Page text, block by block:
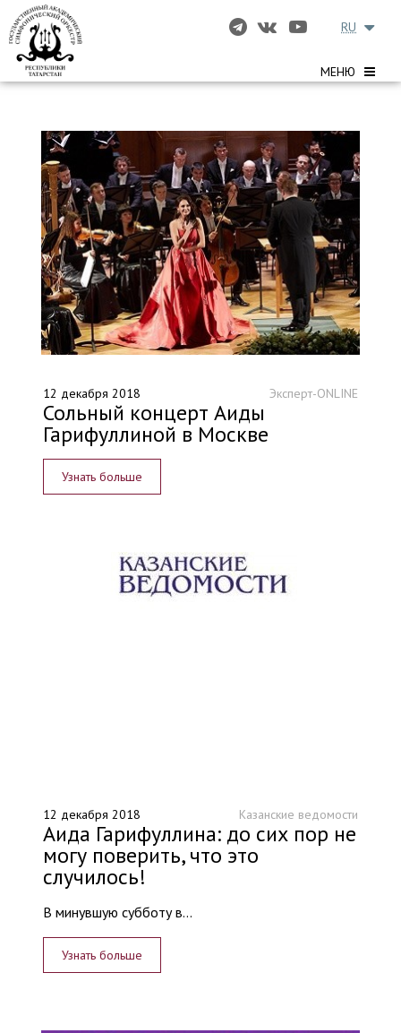
МЕНЮ
RU
12 декабря 2018 Эксперт-ONLINE
Сольный концерт Аиды
Гарифуллиной в Москве
Узнать больше
12 декабря 2018 Казанские ведомости
Аида Гарифуллина: до сих пор не
могу поверить, что это
случилось!
В минувшую субботу в...
Узнать больше